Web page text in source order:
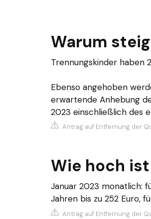
Warum
Trennungskinder haben
Ebenso angehoben
erwartende Anhebung
2023 einschließlich des
Antrag auf Entfernung der
Wie hoch
Januar 2023 monatlich:
Jahren bis zu 252 Euro,
Antrag auf Entfernung der